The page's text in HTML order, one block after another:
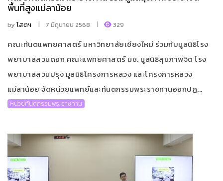
พื้นที่สูงแม่ลาน้อย
byโสตฯ 7 มิถุนายน 2568 329
คณะทันตแพทยศาสตร์ มหาวิทยาลัยเชียงใหม่ ร่วมกับมูลนิธิโรง
พยาบาลสวนดอก คณะแพทยศาสตร์ มช. มูลนิธิสุขภาพจิต โรง
พยาบาลสวนปรุง มูลนิธิโครงการหลวง และโครงการหลวง
แม่ลาน้อย จัดหน่วยแพทย์และทันตกรรมพระราชทานออกปฏ...
หน่วยทันตกรรมพระราชทาน